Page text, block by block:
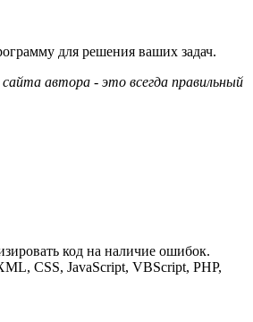
для решения ваших задач.
автора - это всегда правильный
код на наличие ошибок.
CSS, JavaScript, VBScript, PHP,